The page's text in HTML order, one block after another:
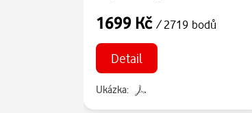
1699 Kč / 2719 bodů
Detail
Ukázka: